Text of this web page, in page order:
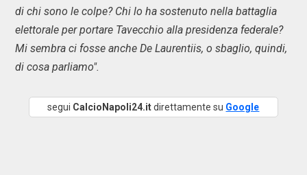
di chi sono le colpe? Chi lo ha sostenuto nella battaglia
elettorale per portare Tavecchio alla presidenza federale?
Mi sembra ci fosse anche De Laurentiis, o sbaglio, quindi,
di cosa parliamo".
segui CalcioNapoli24.itdirettamente su Google